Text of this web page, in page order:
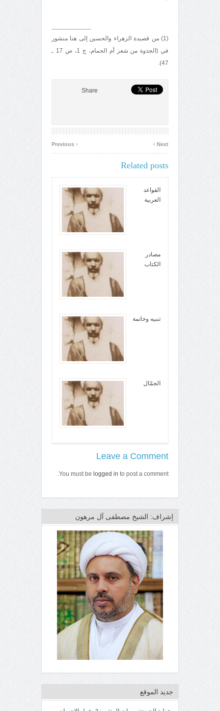
(1) من قصيدة الزهراء والحسين إلی هنا منشور
في (الجذوة من شعر أم الحمام، ج 1، ص 17 ـ
47).
Share
‹ Next
›
Related posts
القواعد
العربية
مصادر
الکتاب
تنبيه وخاتمة
الجمّال
Leave a Comment
You must be logged in to post a comment.
إشراف: الشيخ مصطفى آل مرهون
جديد الموقع